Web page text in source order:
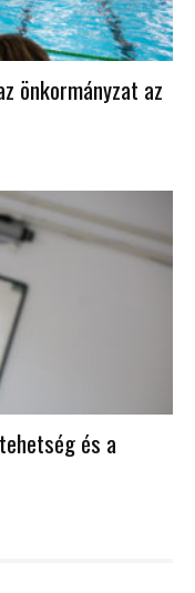
önkormányzat az
és a